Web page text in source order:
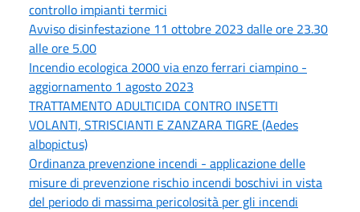
controllo impianti termici
Avviso disinfestazione 11 ottobre 2023 dalle ore 23.30
alle ore 5.00
Incendio ecologica 2000 via enzo ferrari ciampino -
aggiornamento 1 agosto 2023
TRATTAMENTO ADULTICIDA CONTRO INSETTI
VOLANTI, STRISCIANTI E ZANZARA TIGRE (Aedes
albopictus)
Ordinanza prevenzione incendi - applicazione delle
misure di prevenzione rischio incendi boschivi in vista
del periodo di massima pericolosità per gli incendi